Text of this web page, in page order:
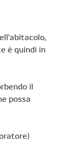
è quindi in
il
possa